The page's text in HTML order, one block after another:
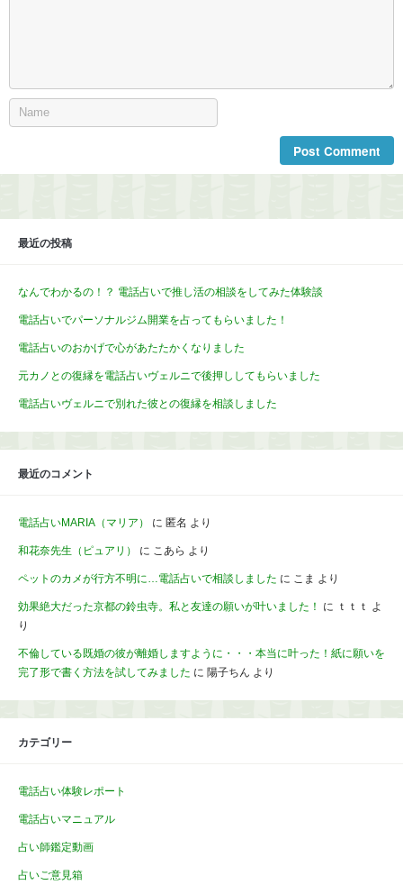
最近の投稿
なんでわかるの！？ 電話占いで推し活の相談をしてみた体験談
電話占いでパーソナルジム開業を占ってもらいました！
電話占いのおかげで心があたたかくなりました
元カノとの復縁を電話占いヴェルニで後押ししてもらいました
電話占いヴェルニで別れた彼との復縁を相談しました
最近のコメント
電話占いMARIA（マリア） に 匿名 より
和花奈先生（ピュアリ） に こあら より
ペットのカメが行方不明に…電話占いで相談しました に こま より
効果絶大だった京都の鈴虫寺。私と友達の願いが叶いました！ に ｔｔｔ よ
り
不倫している既婚の彼が離婚しますように・・・本当に叶った！紙に願いを
完了形で書く方法を試してみました に 陽子ちん より
カテゴリー
電話占い体験レポート
電話占いマニュアル
占い師鑑定動画
占いご意見箱